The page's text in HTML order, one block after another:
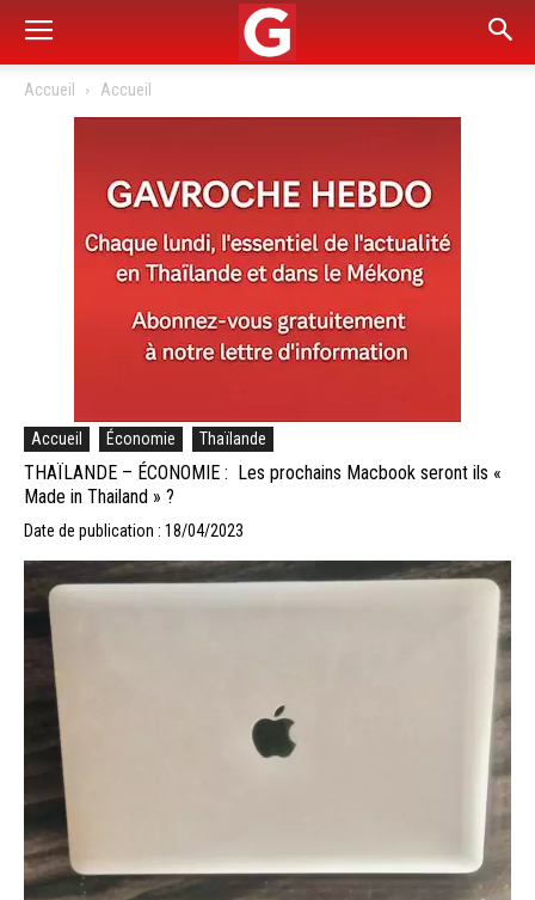
Accueil Accueil
Accueil Économie Thaïlande
THAÏLANDE – ÉCONOMIE : Les prochains Macbook seront ils «
Made in Thailand » ?
Date de publication : 18/04/2023